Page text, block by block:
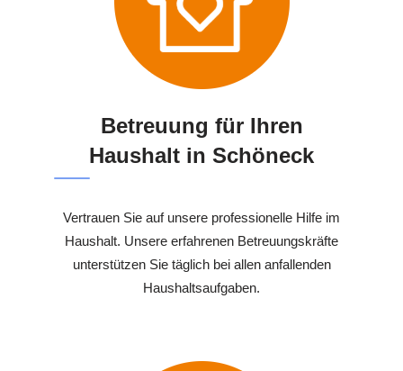
Betreuung für Ihren
Haushalt in Schöneck
Vertrauen Sie auf unsere professionelle Hilfe im
Haushalt. Unsere erfahrenen Betreuungskräfte
unterstützen Sie täglich bei allen anfallenden
Haushaltsaufgaben.